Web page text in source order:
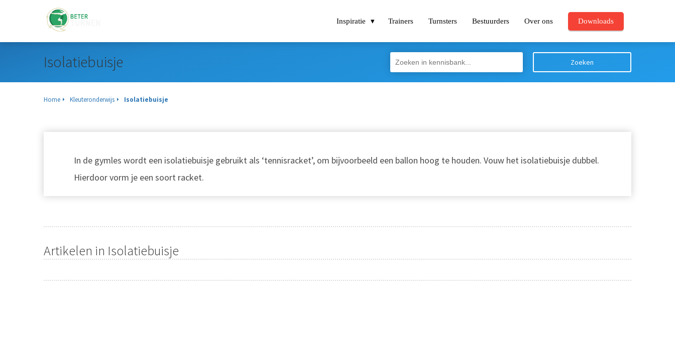
Inspiratie Trainers Turnsters Bestuurders Over ons Downloads
Isolatiebuisje Zoeken
Home Kleuteronderwijs Isolatiebuisje
In de gymles wordt een isolatiebuisje gebruikt als ‘tennisracket’, om bijvoorbeeld een ballon hoog te houden. Vouw het isolatiebuisje dubbel.
Hierdoor vorm je een soort racket.
Artikelen in Isolatiebuisje